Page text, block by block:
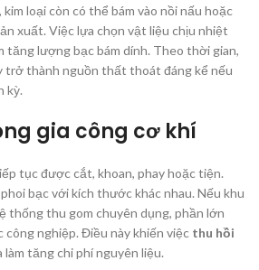
loại còn có thể bám vào nồi nấu hoặc
xuất. Việc lựa chọn vật liệu chịu nhiệt
tăng lượng bạc bám dính. Theo thời gian,
trở thành nguồn thất thoát đáng kể nếu
kỳ.
gia công cơ khí
tục được cắt, khoan, phay hoặc tiện.
bạc với kích thước khác nhau. Nếu khu
thống thu gom chuyên dụng, phần lớn
công nghiệp. Điều này khiến việc thu hồi
làm tăng chi phí nguyên liệu.